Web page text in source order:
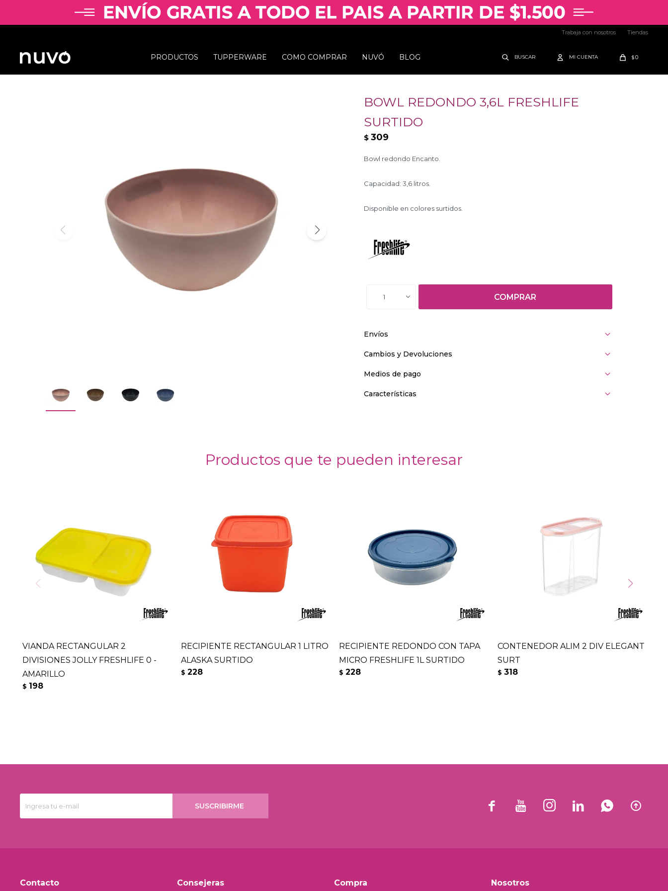
PRODUCTOS TUPPERWARE COMO COMPRAR NUVÓ BLOG $0
Trabaja con nosotros Tiendas
BOWL REDONDO 3,6L FRESHLIFE
SURTIDO
$ 309
Bowl redondo Encanto.
Capacidad: 3,6 litros.
Disponible en colores surtidos.
1 COMPRAR
Envíos
Cambios y Devoluciones
Medios de pago
Características
Productos que te pueden interesar
VIANDA RECTANGULAR 2
DIVISIONES JOLLY FRESHLIFE 0 -
AMARILLO
$ 198
RECIPIENTE RECTANGULAR 1 LITRO
ALASKA SURTIDO
$ 228
RECIPIENTE REDONDO CON TAPA
MICRO FRESHLIFE 1L SURTIDO
$ 228
CONTENEDOR ALIM 2 DIV ELEGANT
SURT
$ 318
SUSCRIBIRME      
Contacto Consejeras Compra Nosotros